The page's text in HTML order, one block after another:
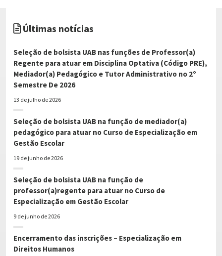
Últimas notícias
Seleção de bolsista UAB nas funções de Professor(a)
Regente para atuar em Disciplina Optativa (Código PRE),
Mediador(a) Pedagógico e Tutor Administrativo no 2º
Semestre De 2026
13 de julho de 2026
Seleção de bolsista UAB na função de mediador(a)
pedagógico para atuar no Curso de Especialização em
Gestão Escolar
19 de junho de 2026
Seleção de bolsista UAB na função de
professor(a)regente para atuar no Curso de
Especialização em Gestão Escolar
9 de junho de 2026
Encerramento das inscrições – Especialização em
Direitos Humanos